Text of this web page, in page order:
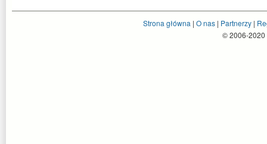
Strona główna | O nas| Partnerzy|
© 2006-2020